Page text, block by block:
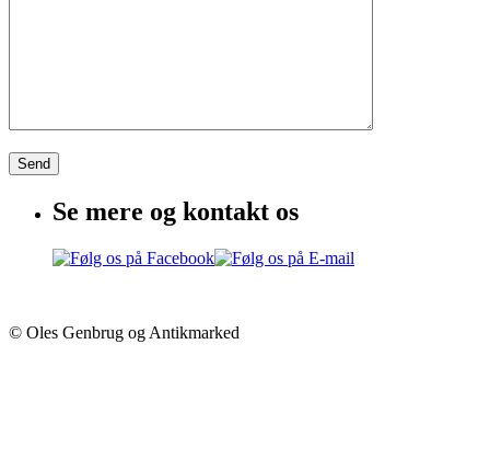
Se mere og kontakt os
© Oles Genbrug og Antikmarked